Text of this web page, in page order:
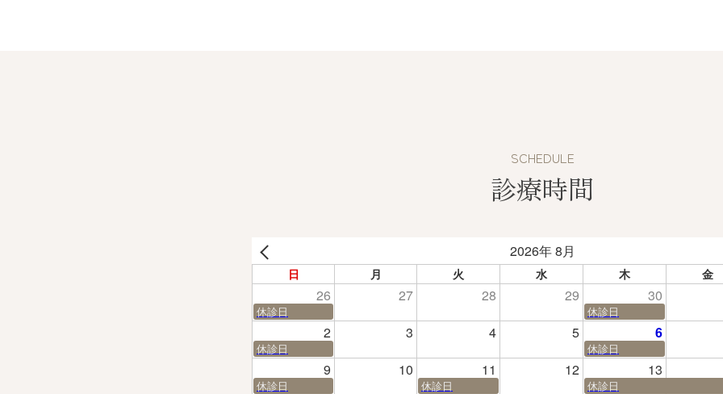
SCHEDULE
診療時間
2026年 8月
日 月 火 水 木 金
26 27 28 29 30
休診日 休診日
2 3 4 5 6
休診日 休診日
9 10 11 12 13
休診日 休診日 休診日